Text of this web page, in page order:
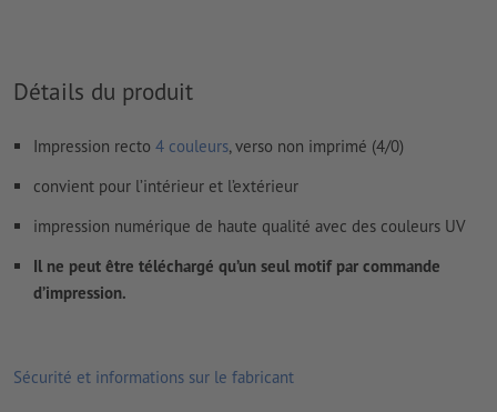
Détails du produit
Impression recto 4 couleurs, verso non imprimé (4/0)
convient pour l’intérieur et l’extérieur
impression numérique de haute qualité avec des couleurs UV
Il ne peut être téléchargé qu’un seul motif par commande
d’impression.
Sécurité et informations sur le fabricant